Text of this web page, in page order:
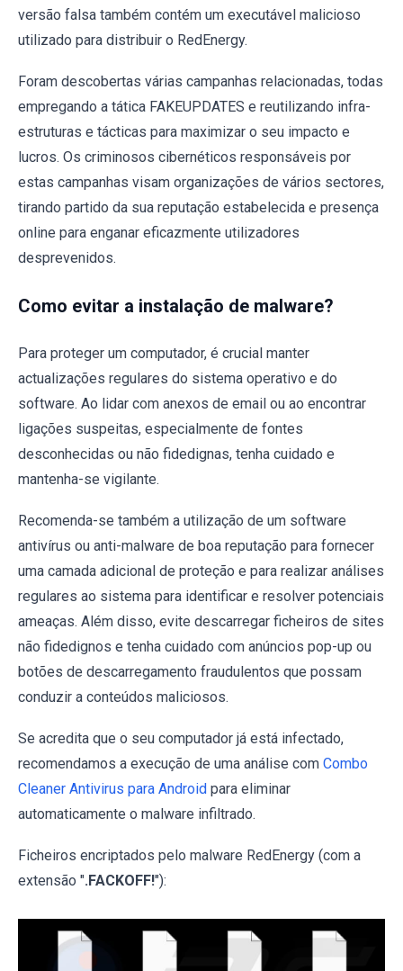
versão falsa também contém um executável malicioso
utilizado para distribuir o RedEnergy.
Foram descobertas várias campanhas relacionadas, todas
empregando a tática FAKEUPDATES e reutilizando infra-
estruturas e tácticas para maximizar o seu impacto e
lucros. Os criminosos cibernéticos responsáveis por
estas campanhas visam organizações de vários sectores,
tirando partido da sua reputação estabelecida e presença
online para enganar eficazmente utilizadores
desprevenidos.
Como evitar a instalação de malware?
Para proteger um computador, é crucial manter
actualizações regulares do sistema operativo e do
software. Ao lidar com anexos de email ou ao encontrar
ligações suspeitas, especialmente de fontes
desconhecidas ou não fidedignas, tenha cuidado e
mantenha-se vigilante.
Recomenda-se também a utilização de um software
antivírus ou anti-malware de boa reputação para fornecer
uma camada adicional de proteção e para realizar análises
regulares ao sistema para identificar e resolver potenciais
ameaças. Além disso, evite descarregar ficheiros de sites
não fidedignos e tenha cuidado com anúncios pop-up ou
botões de descarregamento fraudulentos que possam
conduzir a conteúdos maliciosos.
Se acredita que o seu computador já está infectado,
recomendamos a execução de uma análise com Combo
Cleaner Antivirus para Android para eliminar
automaticamente o malware infiltrado.
Ficheiros encriptados pelo malware RedEnergy (com a
extensão ".FACKOFF!"):